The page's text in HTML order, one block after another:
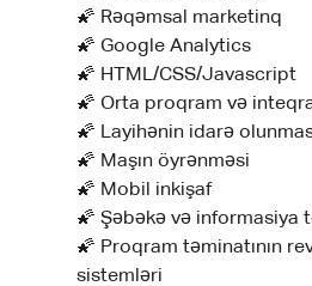
🌠 Rəqəmsal marketinq
🌠 Google Analytics
🌠 HTML/CSS/Javascript
🌠 Orta proqram və
🌠 Layihənin idarə
🌠 Maşın öyrənməsi
🌠 Mobil inkişaf
🌠 Şəbəkə və informasiya
🌠 Proqram təminatının
sistemləri